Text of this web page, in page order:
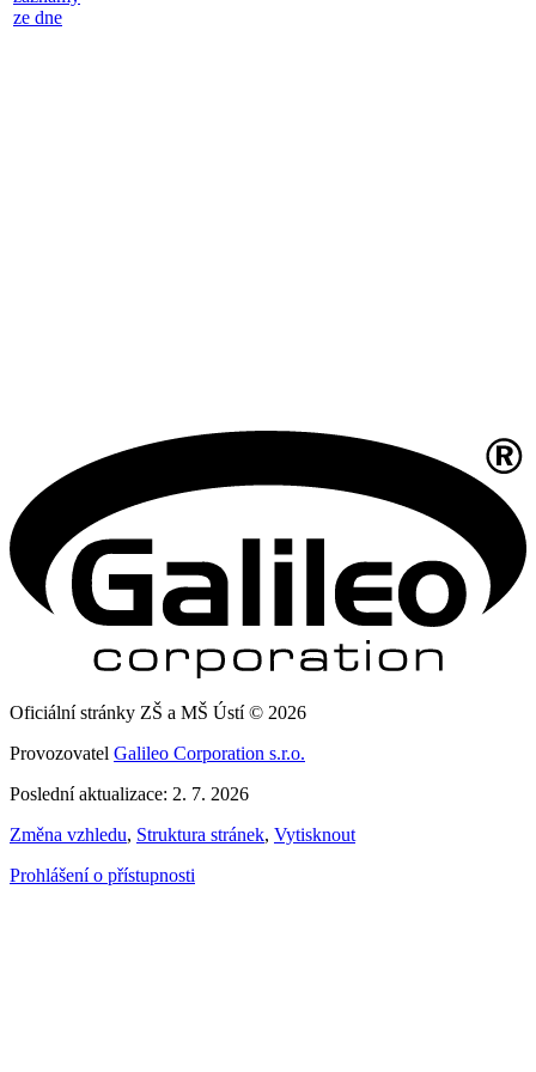
ze dne
Oficiální stránky ZŠ a MŠ Ústí © 2026
Provozovatel Galileo Corporation s.r.o.
Poslední aktualizace: 2. 7. 2026
Změna vzhledu, Struktura stránek, Vytisknout
Prohlášení o přístupnosti